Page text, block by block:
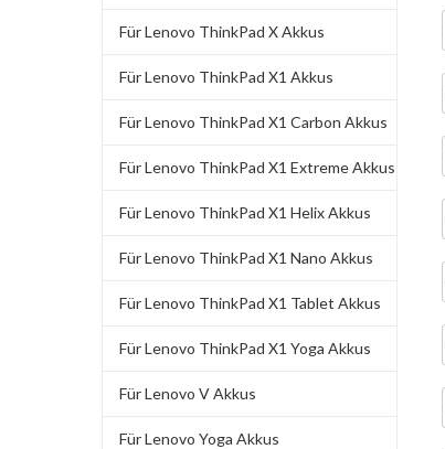
Für Lenovo ThinkPad X Akkus
Für Lenovo ThinkPad X1 Akkus
Für Lenovo ThinkPad X1 Carbon Akkus
Für Lenovo ThinkPad X1 Extreme Akkus
Für Lenovo ThinkPad X1 Helix Akkus
Für Lenovo ThinkPad X1 Nano Akkus
Für Lenovo ThinkPad X1 Tablet Akkus
Für Lenovo ThinkPad X1 Yoga Akkus
Für Lenovo V Akkus
Für Lenovo Yoga Akkus